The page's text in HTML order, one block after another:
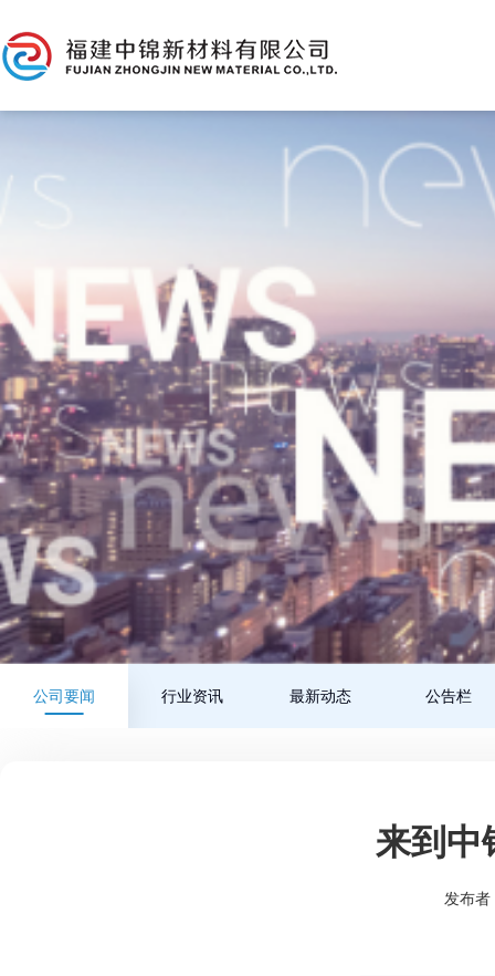
公司要闻 行业资讯 最新动态 公告栏
来到
发布